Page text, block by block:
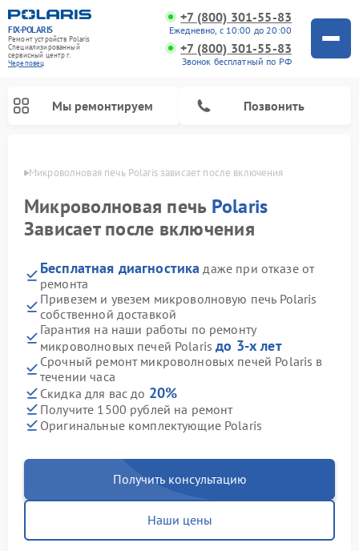
FIX-POLARIS
Ремонт устройств Polaris
Специализированный
cервисный центр г.
Череповец
+7 (800) 301-55-83
Ежедневно, с 10:00 до 20:00
+7 (800) 301-55-83
Звонок бесплатный по РФ
Мы ремонтируем Позвонить
Микроволновая печь Polaris зависает после включения
Микроволновая печь Polaris
Зависает после включения
Бесплатная диагностика даже при отказе от
ремонта
Привезем и увезем микроволновую печь Polaris
собственной доставкой
Гарантия на наши работы по ремонту
микроволновых печей Polarisдо 3-х лет
Срочный ремонт микроволновых печей Polaris в
течении часа
Скидка для вас до 20%
Получите 1500 рублей на ремонт
Оригинальные комплектующие Polaris
Получить консультацию
Наши цены